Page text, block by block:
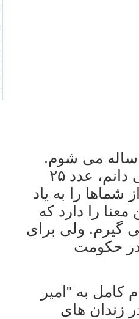
۲۱ سال دارم و چهار سال ديگر ۲۵ ساله می شوم.
چرا در مورد عدد ۲۵ حرف می زنم؟ نمی دانم، عدد ۲۵
شماها را به ياد
برای من اين معنا را دارد که
می گيرم. ولی برای
زندان در حکومت
کامل به "امير
بی گناه در زندان های